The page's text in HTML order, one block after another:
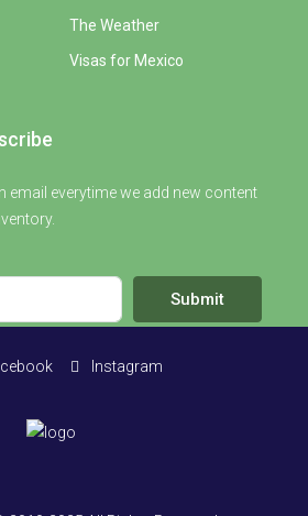
The Weather
Visas for Mexico
email everytime we add new content
Submit
Instagram